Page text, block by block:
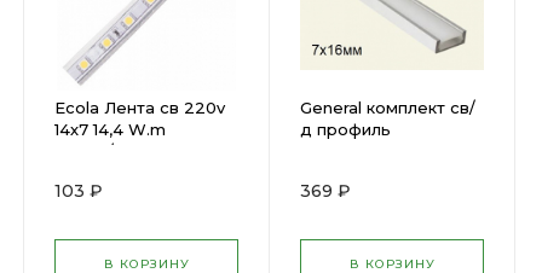
Ecola Лента св 220v
14х7 14,4 W.m
60Led/m IP 68
617987 )
103 ₽
В КОРЗИНУ
General комплект св/
д профиль
поликарб 523300 (
369 ₽
В КОРЗИНУ